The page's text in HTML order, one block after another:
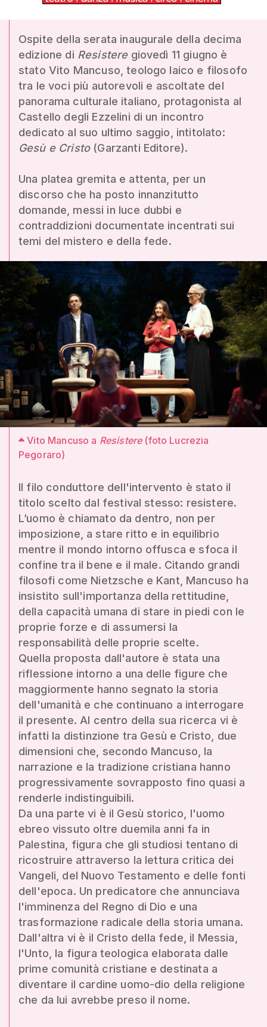
Ospite della serata inaugurale della decima
edizione di Resisteregiovedì 11 giugno è
stato Vito Mancuso, teologo laico e filosofo
tra le voci più autorevoli e ascoltate del
panorama culturale italiano, protagonista al
Castello degli Ezzelini di un incontro
dedicato al suo ultimo saggio, intitolato:
Gesù e Cristo(Garzanti Editore).
Una platea gremita e attenta, per un
discorso che ha posto innanzitutto
domande, messi in luce dubbi e
contraddizioni documentate incentrati sui
temi del mistero e della fede.
Vito Mancuso a Resistere(foto Lucrezia
Pegoraro)
Il filo conduttore dell'intervento è stato il
titolo scelto dal festival stesso: resistere.
L’uomo è chiamato da dentro, non per
imposizione, a stare ritto e in equilibrio
mentre il mondo intorno offusca e sfoca il
confine tra il bene e il male. Citando grandi
filosofi come Nietzsche e Kant, Mancuso ha
insistito sull'importanza della rettitudine,
della capacità umana di stare in piedi con le
proprie forze e di assumersi la
responsabilità delle proprie scelte.
Quella proposta dall'autore è stata una
riflessione intorno a una delle figure che
maggiormente hanno segnato la storia
dell'umanità e che continuano a interrogare
il presente. Al centro della sua ricerca vi è
infatti la distinzione tra Gesù e Cristo, due
dimensioni che, secondo Mancuso, la
narrazione e la tradizione cristiana hanno
progressivamente sovrapposto fino quasi a
renderle indistinguibili.
Da una parte vi è il Gesù storico, l'uomo
ebreo vissuto oltre duemila anni fa in
Palestina, figura che gli studiosi tentano di
ricostruire attraverso la lettura critica dei
Vangeli, del Nuovo Testamento e delle fonti
dell'epoca. Un predicatore che annunciava
l'imminenza del Regno di Dio e una
trasformazione radicale della storia umana.
Dall'altra vi è il Cristo della fede, il Messia,
l'Unto, la figura teologica elaborata dalle
prime comunità cristiane e destinata a
diventare il cardine uomo-dio della religione
che da lui avrebbe preso il nome.